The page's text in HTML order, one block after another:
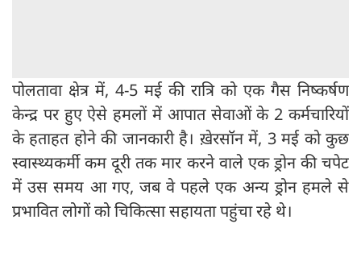
पोलतावा क्षेत्र में, 4-5 मई की रात्रि को एक गैस निष्कर्षण
केन्द्र पर हुए ऐसे हमलों में आपात सेवाओं के 2 कर्मचारियों
के हताहत होने की जानकारी है। ख़ेरसॉन में, 3 मई को कुछ
स्वास्थ्यकर्मी कम दूरी तक मार करने वाले एक ड्रोन की चपेट
में उस समय आ गए, जब वे पहले एक अन्य ड्रोन हमले से
प्रभावित लोगों को चिकित्सा सहायता पहुंचा रहे थे।